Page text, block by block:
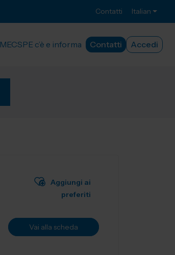
Contatti Italian
MECSPE c’è e informa Contatti Accedi
Aggiungi ai
preferiti
Vai alla scheda